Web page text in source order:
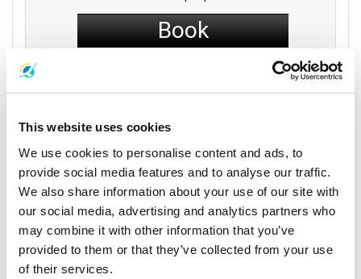
This website uses cookies
We use cookies to personalise content and ads, to
provide social media features and to analyse our traffic.
We also share information about your use of our site with
our social media, advertising and analytics partners who
may combine it with other information that you’ve
provided to them or that they’ve collected from your use
of their services.
Book
वाहन